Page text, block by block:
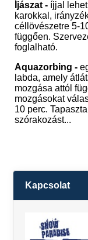
Íjászat - íjjal
karokkal,
céllövészetre 5-
függően.
foglalható.
Aquazorbing -
labda, amely
mozgása attól
mozgásokat
10 perc.
szórakozást...
Kapcsolat